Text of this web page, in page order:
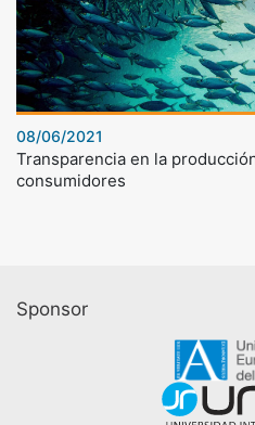
08/06/2021
Transparencia en la
consumidores
Sponsor